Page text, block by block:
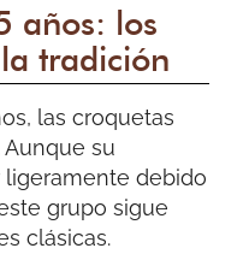
años: los
tradición
las croquetas
su
debido
grupo sigue
clásicas.